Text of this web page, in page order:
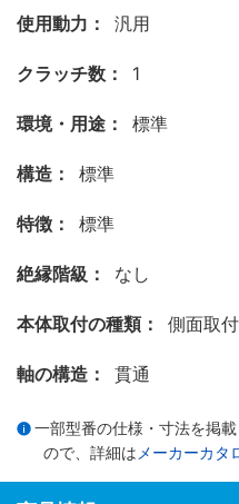
使用動力： 汎用
クラッチ数： 1
環境・用途： 標準
構造： 標準
特徴： 標準
絶縁階級： なし
本体取付の種類： 側面取
軸の構造： 貫通
一部型番の仕様・寸法を掲
ので、詳細は メーカーカタ